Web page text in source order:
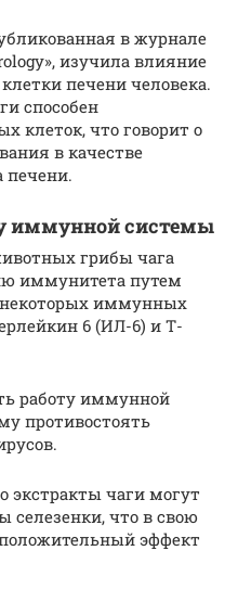
в журнале
изучила влияние
печени человека.
способен
клеток, что говорит о
в качестве
печени.
иммунной системы
грибы чага
иммунитета путем
некоторых иммунных
6 (ИЛ-6) и Т-
работу иммунной
противостоять
экстракты чаги могут
что в свою
эффект